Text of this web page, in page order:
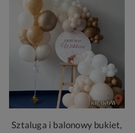
Sztaluga i balonowy bukiet,